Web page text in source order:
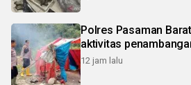
Polres Pasaman
aktivitas
12 jam lalu